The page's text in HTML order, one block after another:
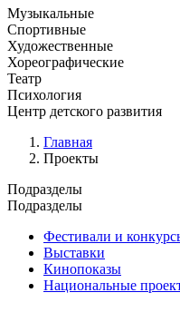
Музыкальные
Спортивные
Художественные
Хореографические
Театр
Психология
Центр детского развития
Главная
Проекты
Подразделы
Подразделы
Фестивали и
Выставки
Кинопоказы
Национальные